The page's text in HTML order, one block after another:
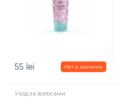
55 lei
Уход за волосами